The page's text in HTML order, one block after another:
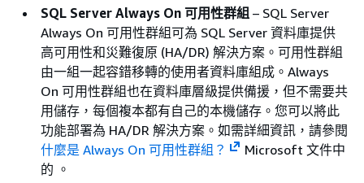
SQL Server Always On 可用性群組 – SQL Server
Always On 可用性群組可為 SQL Server 資料庫提供
高可用性和災難復原 (HA/DR) 解決方案。可用性群組
由一組一起容錯移轉的使用者資料庫組成。Always
On 可用性群組也在資料庫層級提供備援，但不需要共
用儲存，每個複本都有自己的本機儲存。您可以將此
功能部署為 HA/DR 解決方案。如需詳細資訊，請參閱
什麼是 Always On 可用性群組？
Microsoft 文件中
的 。